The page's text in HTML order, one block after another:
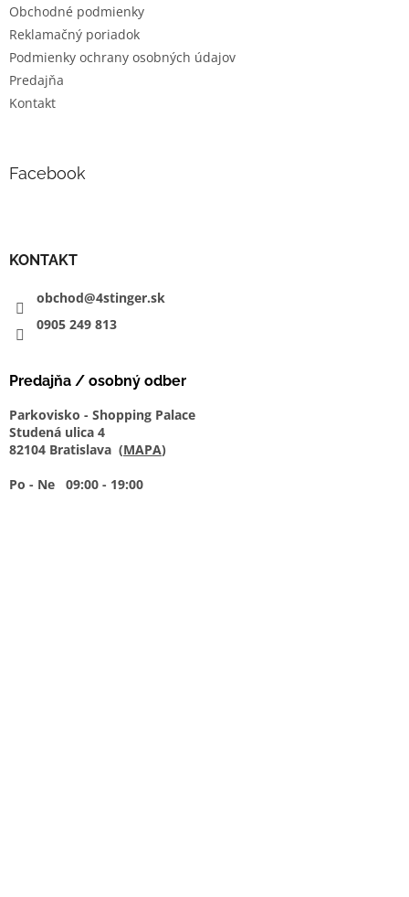
Obchodné podmienky
Reklamačný poriadok
Podmienky ochrany osobných údajov
Predajňa
Kontakt
Facebook
KONTAKT
obchod@4stinger.sk
0905 249 813
Predajňa / osobný odber
Parkovisko - Shopping Palace
Studená ulica 4
82104 Bratislava (MAPA)
Po - Ne 09:00 - 19:00